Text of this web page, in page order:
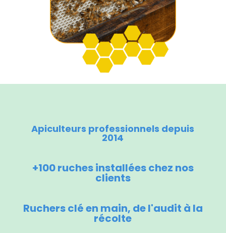
Apiculteurs professionnels depuis
2014
+100 ruches installées chez nos
clients
Ruchers clé en main, de l'audit à la
récolte